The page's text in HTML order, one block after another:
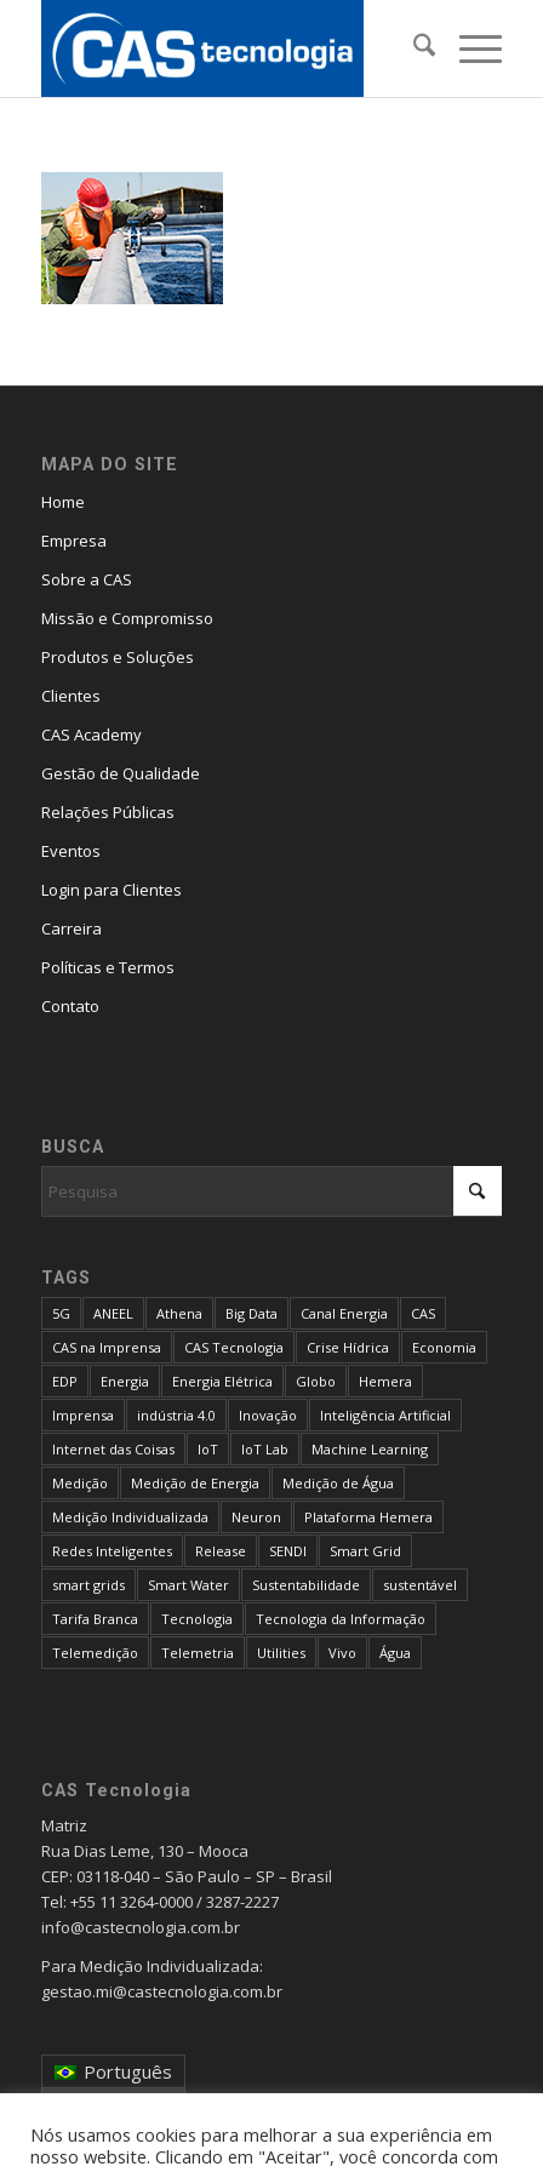
MAPA DO SITE
Home
Empresa
Sobre a CAS
Missão e Compromisso
Produtos e Soluções
Clientes
CAS Academy
Gestão de Qualidade
Relações Públicas
Eventos
Login para Clientes
Carreira
Políticas e Termos
Contato
BUSCA
TAGS
5G ANEEL Athena Big Data Canal Energia
CAS
CAS na Imprensa
CAS Tecnologia Crise Hídrica
Economia
EDP
Energia Energia Elétrica Globo
Hemera
Imprensa
indústria 4.0 Inovação
Inteligência Artificial
Internet das Coisas
IoT IoT Lab
Machine Learning
Medição
Medição de Energia
Medição de Água
Medição Individualizada
Neuron
Plataforma Hemera
Redes Inteligentes
Release SENDI
Smart Grid
smart grids
Smart Water Sustentabilidade
sustentável
Tarifa Branca
Tecnologia
Tecnologia da Informação
Telemedição
Telemetria Utilities Vivo Água
CAS Tecnologia
Matriz
Rua Dias Leme, 130 – Mooca
CEP: 03118-040 – São Paulo – SP – Brasil
Tel: +55 11 3264-0000 / 3287-2227
info@castecnologia.com.br
Para Medição Individualizada:
gestao.mi@castecnologia.com.br
Português
Nós usamos cookies para melhorar a sua experiência em
nosso website. Clicando em "Aceitar", você concorda com